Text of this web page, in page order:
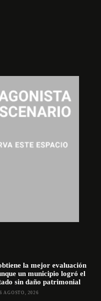
la mejor evaluación
un municipio logró el
sin daño patrimonial
6 AGOSTO, 2026